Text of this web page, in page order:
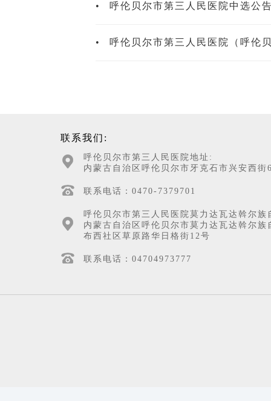
• 呼伦贝尔市第三人民医院中选公
• 呼伦贝尔市第三人民医院（呼伦
联系我们:
呼伦贝尔市第三人民医院地址:
内蒙古自治区呼伦贝尔市牙克石市兴安西街
联系电话：0470-7379701
呼伦贝尔市第三人民医院莫力达瓦达斡尔
内蒙古自治区呼伦贝尔市莫力达瓦达斡尔族
布西社区草原路华日格街12号
联系电话：04704973777